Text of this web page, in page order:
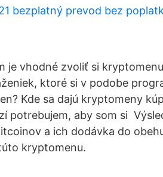
bezplatný prevod bez
je vhodné zvoliť si
ktoré si v podobe
Kde sa dajú kryptomeny
potrebujem, aby som si
a ich dodávka do
kryptomenu.